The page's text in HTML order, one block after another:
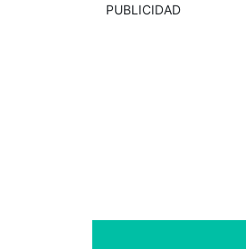
PUBLICIDAD